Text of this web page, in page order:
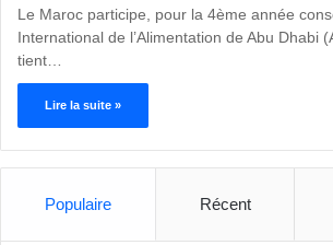
Le Maroc participe, pour la 4ème année
International de l’Alimentation de Abu Dhabi
tient…
Lire la suite »
Populaire Récent